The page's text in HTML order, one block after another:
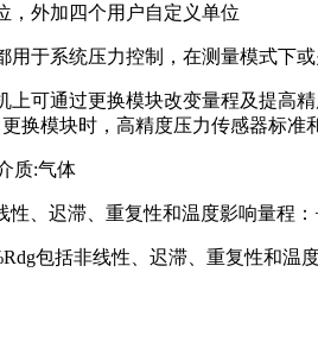
，外加四个用户自定义单位
用于系统压力控制，在测量模式下
上可通过更换模块改变量程及提高
换模块时，高精度压力传感器标
质:气体
性、迟滞、重复性和温度影响量程：
包括非线性、迟滞、重复性和温